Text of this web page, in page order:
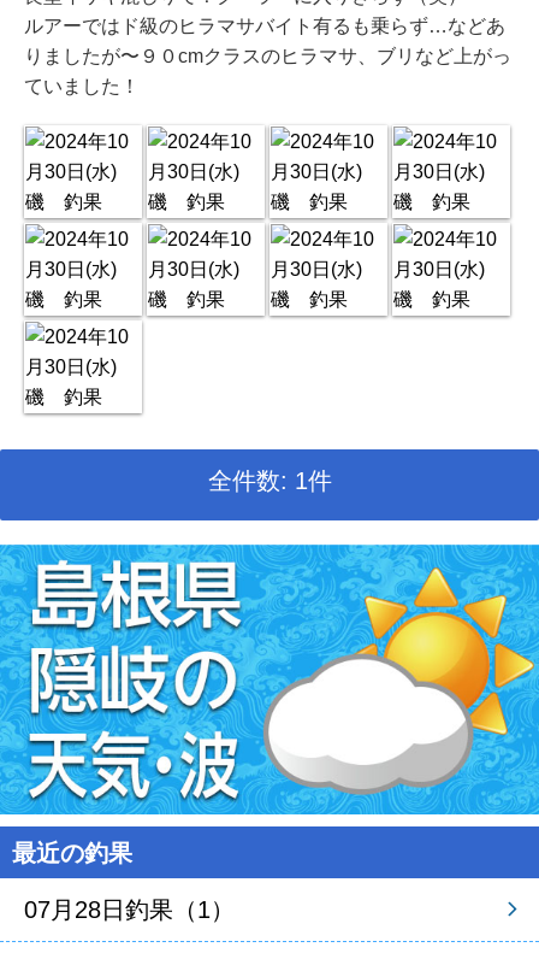
ルアーではド級のヒラマサバイト有るも乗らず…などあ
りましたが〜９０cmクラスのヒラマサ、ブリなど上がっ
ていました！
全件数: 1件
最近の釣果
07月28日釣果（1）